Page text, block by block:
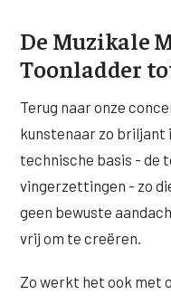
De Muzikale
Toonladder
Terug naar onze
kunstenaar zo briljant
technische basis - de
vingerzettingen - zo
geen bewuste
vrij om te creëren.
Zo werkt het ook met